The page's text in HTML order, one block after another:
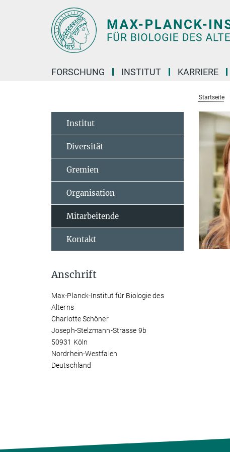
FORSCHUNG INSTITUT KARRIERE
Startseite
Institut
Diversität
Gremien
Organisation
Mitarbeitende
Kontakt
Anschrift
Max-Planck-Institut für Biologie des
Alterns
Charlotte Schöner
Joseph-Stelzmann-Strasse 9b
50931 Köln
Nordrhein-Westfalen
Deutschland